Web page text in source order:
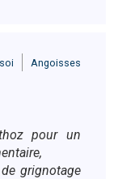
Angoisses
pour un
grignotage